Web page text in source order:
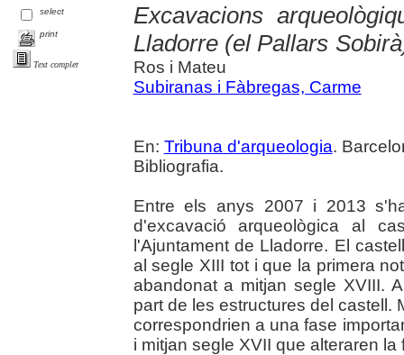
select
print
Text complet
Excavacions
Lladorre (el Pallars
Ros i Mateu
Subiranas i Fàbregas, Carme
En: Tribuna d'arqueologia.
Bibliografia.
Entre els anys 2007 i 2013
d'excavació arqueològica al
l'Ajuntament de Lladorre. El
al segle XIII tot i que la primera
abandonat a mitjan segle XVIII.
part de les estructures del castell.
correspondrien a una fase
i mitjan segle XVII que alteraren